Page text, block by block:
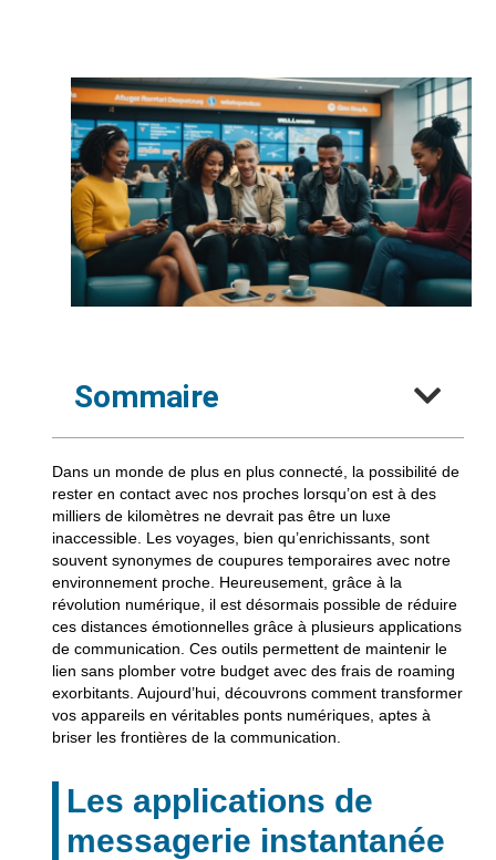
Sommaire
Dans un monde de plus en plus connecté, la possibilité de
rester en contact avec nos proches lorsqu’on est à des
milliers de kilomètres ne devrait pas être un luxe
inaccessible. Les voyages, bien qu’enrichissants, sont
souvent synonymes de coupures temporaires avec notre
environnement proche. Heureusement, grâce à la
révolution numérique, il est désormais possible de réduire
ces distances émotionnelles grâce à plusieurs applications
de communication. Ces outils permettent de maintenir le
lien sans plomber votre budget avec des frais de roaming
exorbitants. Aujourd’hui, découvrons comment transformer
vos appareils en véritables ponts numériques, aptes à
briser les frontières de la communication.
Les applications de
messagerie instantanée